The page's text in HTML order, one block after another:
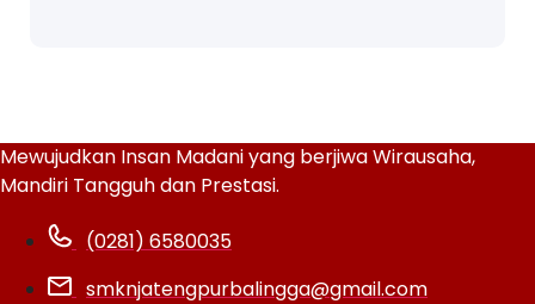
Mewujudkan Insan Madani yang berjiwa Wirausaha,
Mandiri Tangguh dan Prestasi.
(0281) 6580035
smknjatengpurbalingga@gmail.com